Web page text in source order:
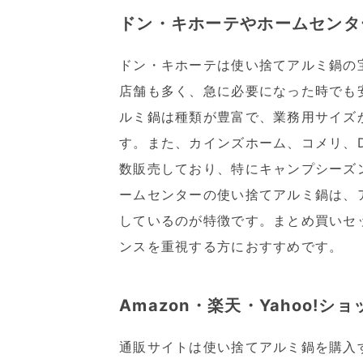
ドン・キホーテやホームセン
ドン・キホーテは使い捨てアルミ鍋
店舗も多く、急に必要になった時で
ルミ鍋は種類が豊富で、業務用サイ
す。また、カインズホーム、コメリ
数販売しており、特にキャンプシー
ームセンターの使い捨てアルミ鍋は
しているのが特徴です。まとめ買い
ンスを重視する方におすすめです。
Amazon・楽天・Yahoo!ショ
通販サイトは使い捨てアルミ鍋を購